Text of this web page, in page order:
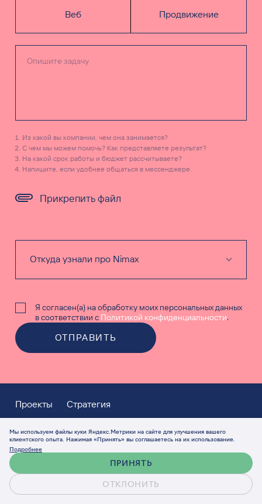
Веб Продвижение
Прикрепить файл
Из какой вы компании, чем она занимается?
С чем мы можем помочь? Как представляете результат?
На какой срок работы и бюджет рассчитываете?
Напишите, если удобнее общаться в мессенджере.
Я согласен(а) на обработку моих персональных данных
в соответствии с Политикой конфиденциальности.
ОТПРАВИТЬ
Проекты
Стратегия
Дизайн интерфейсов (UX/UI)
СММ
Мы используем файлы куки Яндекс.Метрики на сайте для улучшения вашего
клиентского опыта. Нажимая «Принять» вы соглашаетесь на их использование.
Подробнее
ПРИНЯТЬ
ОТКЛОНИТЬ